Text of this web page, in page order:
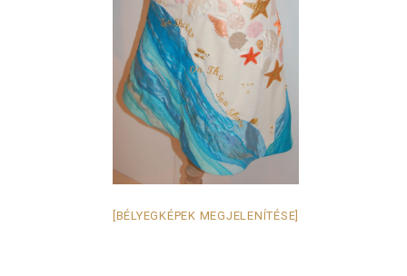
[BÉLYEGKÉPEK MEGJELENÍTÉSE]